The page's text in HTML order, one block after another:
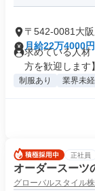
〒542-0081大
月給22万4000
求めている人材
方を歓迎します
制服あり 業界未
正社員
オーダースーツ
グローバルスタイル